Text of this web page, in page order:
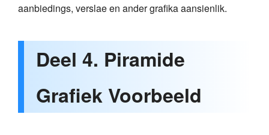
aanbiedings, verslae en ander grafika aansienlik.
Deel 4. Piramide
Grafiek Voorbeeld